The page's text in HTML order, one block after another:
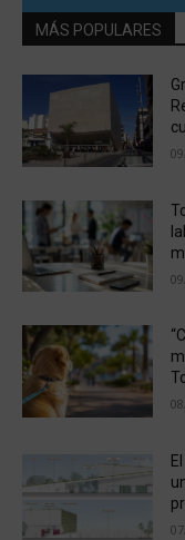
MÁS POPULARES